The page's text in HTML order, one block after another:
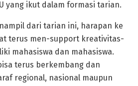
yang ikut dalam formasi tarian.
dari tarian ini, harapan ke
terus men-support kreativitas-
mahasiswa dan mahasiswa.
terus berkembang dan
regional, nasional maupun